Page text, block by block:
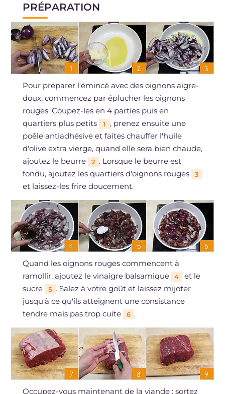
PRÉPARATION
Pour préparer l'émincé avec des oignons aigre-
doux, commencez par éplucher les oignons
rouges. Coupez-les en 4 parties puis en
quartiers plus petits
1
, prenez ensuite une
poêle antiadhésive et faites chauffer l'huile
d'olive extra vierge, quand elle sera bien chaude,
ajoutez le beurre
2 . Lorsque le beurre est
fondu, ajoutez les quartiers d'oignons rouges
3
et laissez-les frire doucement.
Quand les oignons rouges commencent à
ramollir, ajoutez le vinaigre balsamique
4
et le
sucre
5 . Salez à votre goût et laissez mijoter
jusqu'à ce qu'ils atteignent une consistance
tendre mais pas trop cuite
6 .
Occupez-vous maintenant de la viande : sortez